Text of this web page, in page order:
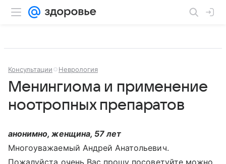
Консультации Неврология
Менингиома и применение
ноотропных препаратов
анонимно, женщина, 57 лет
Многоуважаемый Андрей Анатольевич.
Пожалуйста очень Вас прошу посоветуйте можно